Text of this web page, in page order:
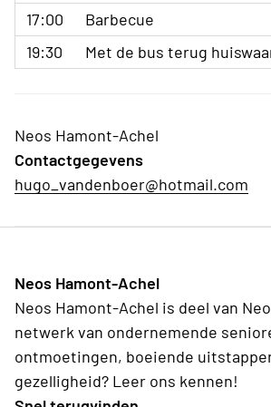
17:00
Barbecue
19:30
Met de bus terug
Neos Hamont-Achel
Contactgegevens
hugo_vandenboer@hotmail.com
Neos Hamont-Achel
Neos Hamont-Achel is deel van
netwerk van ondernemende
ontmoetingen, boeiende
gezelligheid? Leer ons kennen!